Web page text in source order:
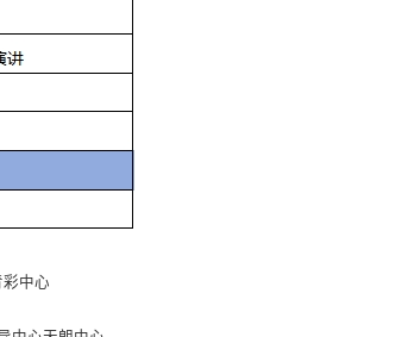
中心